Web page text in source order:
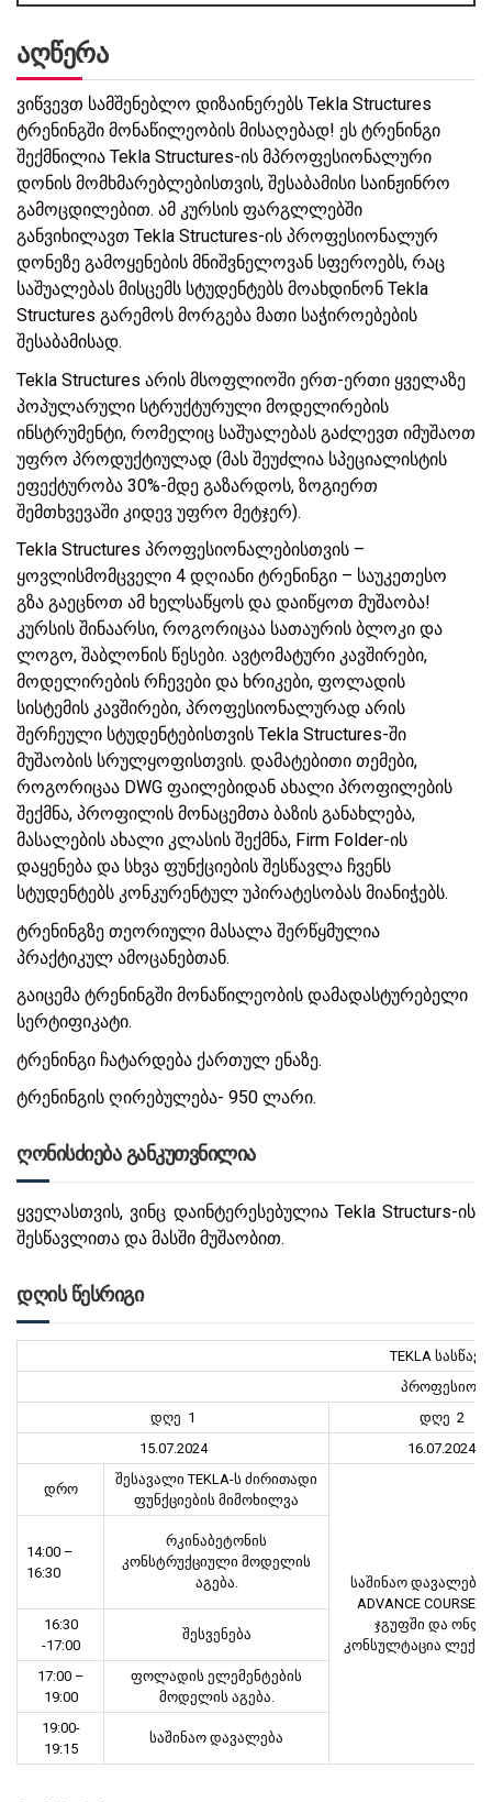
აღწერა
ვიწვევთ სამშენებლო დიზაინერებს Tekla Structures
ტრენინგში მონაწილეობის მისაღებად! ეს ტრენინგი
შექმნილია Tekla Structures-ის მპროფესიონალური
დონის მომხმარებლებისთვის, შესაბამისი საინჟინრო
გამოცდილებით. ამ კურსის ფარგლლებში
განვიხილავთ Tekla Structures-ის პროფესიონალურ
დონეზე გამოყენების მნიშვნელოვან სფეროებს, რაც
საშუალებას მისცემს სტუდენტებს მოახდინონ Tekla
Structures გარემოს მორგება მათი საჭიროებების
შესაბამისად.
Tekla Structures არის მსოფლიოში ერთ-ერთი ყველაზე
პოპულარული სტრუქტურული მოდელირების
ინსტრუმენტი, რომელიც საშუალებას გაძლევთ იმუშაოთ
უფრო პროდუქტიულად (მას შეუძლია სპეციალისტის
ეფექტურობა 30%-მდე გაზარდოს, ზოგიერთ
შემთხვევაში კიდევ უფრო მეტჯერ).
Tekla Structures პროფესიონალებისთვის –
ყოვლისმომცველი 4 დღიანი ტრენინგი – საუკეთესო
გზა გაეცნოთ ამ ხელსაწყოს და დაიწყოთ მუშაობა!
კურსის შინაარსი, როგორიცაა სათაურის ბლოკი და
ლოგო, შაბლონის წესები. ავტომატური კავშირები,
მოდელირების რჩევები და ხრიკები, ფოლადის
სისტემის კავშირები, პროფესიონალურად არის
შერჩეული სტუდენტებისთვის Tekla Structures-ში
მუშაობის სრულყოფისთვის. დამატებითი თემები,
როგორიცაა DWG ფაილებიდან ახალი პროფილების
შექმნა, პროფილის მონაცემთა ბაზის განახლება,
მასალების ახალი კლასის შექმნა, Firm Folder-ის
დაყენება და სხვა ფუნქციების შესწავლა ჩვენს
სტუდენტებს კონკურენტულ უპირატესობას მიანიჭებს.
ტრენინგზე თეორიული მასალა შერწყმულია
პრაქტიკულ ამოცანებთან.
გაიცემა ტრენინგში მონაწილეობის დამადასტურებელი
სერტიფიკატი.
ტრენინგი ჩატარდება ქართულ ენაზე.
ტრენინგის ღირებულება- 950 ლარი.
ღონისძიება განკუთვნილია
ყველასთვის, ვინც დაინტერესებულია Tekla Structurs-ის
შესწავლითა და მასში მუშაობით.
დღის წესრიგი